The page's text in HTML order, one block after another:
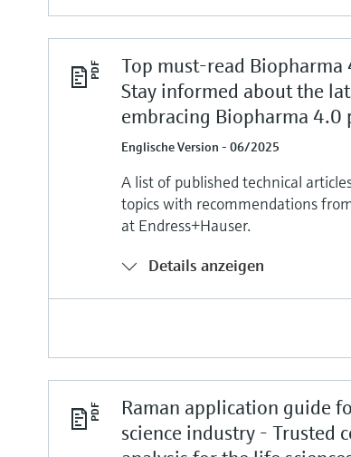
Top must-read Biopharma
Stay informed about the
embracing Biopharma 4.0
Englische Version - 06/2025
A list of published technical
topics with recommendations
at Endress+Hauser.
Details anzeigen
Raman application guide
science industry - Trusted